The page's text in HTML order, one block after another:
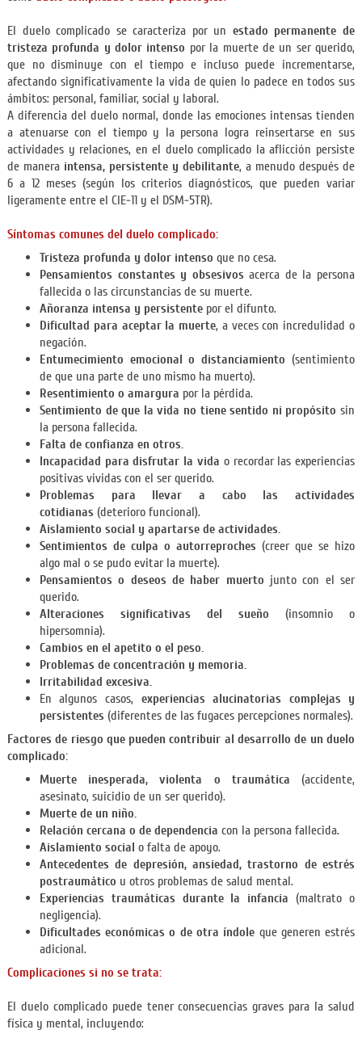
El duelo complicado se caracteriza por un estado permanente de
tristeza profunda y dolor intenso por la muerte de un ser querido,
que no disminuye con el tiempo e incluso puede incrementarse,
afectando significativamente la vida de quien lo padece en todos sus
ámbitos: personal, familiar, social y laboral.
A diferencia del duelo normal, donde las emociones intensas tienden
a atenuarse con el tiempo y la persona logra reinsertarse en sus
actividades y relaciones, en el duelo complicado la aflicción persiste
de manera intensa, persistente y debilitante, a menudo después de
6 a 12 meses (según los criterios diagnósticos, que pueden variar
ligeramente entre el CIE-11 y el DSM-5TR).
Síntomas comunes del duelo complicado:
Tristeza profunda y dolor intenso que no cesa.
Pensamientos constantes y obsesivos acerca de la persona
fallecida o las circunstancias de su muerte.
Añoranza intensa y persistentepor el difunto.
Dificultad para aceptar la muerte, a veces con incredulidad o
negación.
Entumecimiento emocional o distanciamiento (sentimiento
de que una parte de uno mismo ha muerto).
Resentimiento o amargura por la pérdida.
Sentimiento de que la vida no tiene sentido ni propósito sin
la persona fallecida.
Falta de confianza en otros.
Incapacidad para disfrutar la vida o recordar las experiencias
positivas vividas con el ser querido.
Problemas para llevar a cabo las actividades
cotidianas (deterioro funcional).
Aislamiento social y apartarse de actividades.
Sentimientos de culpa o autorreproches (creer que se hizo
algo mal o se pudo evitar la muerte).
Pensamientos o deseos de haber muerto junto con el ser
querido.
Alteraciones significativas del sueño (insomnio o
hipersomnia).
Cambios en el apetito o el peso.
Problemas de concentración y memoria.
Irritabilidad excesiva.
En algunos casos, experiencias alucinatorias complejas y
persistentes (diferentes de las fugaces percepciones normales).
Factores de riesgo que pueden contribuir al desarrollo de un duelo
complicado:
Muerte inesperada, violenta o traumática (accidente,
asesinato, suicidio de un ser querido).
Muerte de un niño.
Relación cercana o de dependencia con la persona fallecida.
Aislamiento social o falta de apoyo.
Antecedentes de depresión, ansiedad, trastorno de estrés
postraumático u otros problemas de salud mental.
Experiencias traumáticas durante la infancia (maltrato o
negligencia).
Dificultades económicas o de otra índole que generen estrés
adicional.
Complicaciones si no se trata:
El duelo complicado puede tener consecuencias graves para la salud
física y mental, incluyendo: